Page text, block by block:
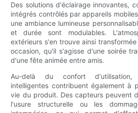
Des solutions d'éclairage innovantes,
intégrés contrôlés par appareils
une ambiance lumineuse
et durée sont modulables.
extérieurs s'en trouve ainsi
occasion, qu'il s'agisse d'une soirée
d'une fête animée entre amis.
Au-delà du confort d'utilisation,
intelligentes contribuent également à
vie du produit. Des capteurs peuvent
l'usure structurelle ou les